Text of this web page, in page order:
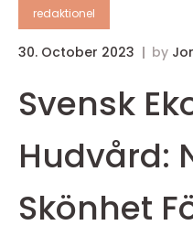
redaktionel
30. October 2023 by
Svensk
Hudvård:
Skönhet